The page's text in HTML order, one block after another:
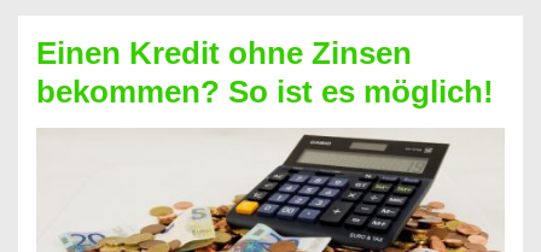
Festvertrag
für
jeden
erfahren
Einen Kredit ohne Zinsen
bekommen? So ist es möglich!